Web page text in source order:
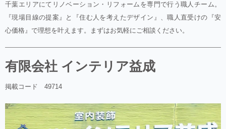
千葉エリアにてリノベーション・リフォームを専門で行う職人チーム。
『現場目線の提案』と『住む人を考えたデザイン』、職人直受けの『安
心価格』で理想を叶えます。まずはお気軽にご相談ください。
有限会社 インテリア益成
掲載コード 49714